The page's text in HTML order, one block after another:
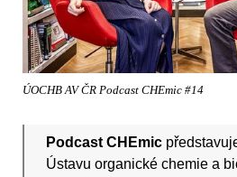
ÚOCHB AV ČR Podcast CHEmic #14
Podcast CHEmic
Ústavu organické chemie a